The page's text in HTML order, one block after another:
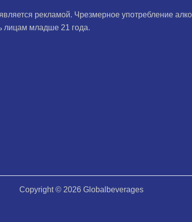
рекламой. Чрезмерное употребление
лицам младше 21 года.
Copyright © 2026 Globalbeverages